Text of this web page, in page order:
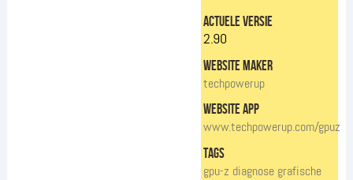
actuele versie
2.90
website maker
techpowerup
website app
www.techpowerup.com/gpuz
tags
gpu-z diagnose grafische